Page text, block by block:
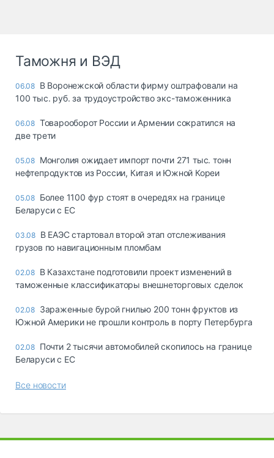
Таможня и ВЭД
06.08 В Воронежской области фирму оштрафовали на
100 тыс. руб. за трудоустройство экс-таможенника
06.08 Товарооборот России и Армении сократился на
две трети
05.08 Монголия ожидает импорт почти 271 тыс. тонн
нефтепродуктов из России, Китая и Южной Кореи
05.08 Более 1100 фур стоят в очередях на границе
Беларуси с ЕС
03.08 В ЕАЭС стартовал второй этап отслеживания
грузов по навигационным пломбам
02.08 В Казахстане подготовили проект изменений в
таможенные классификаторы внешнеторговых сделок
02.08 Зараженные бурой гнилью 200 тонн фруктов из
Южной Америки не прошли контроль в порту Петербурга
02.08 Почти 2 тысячи автомобилей скопилось на границе
Беларуси с ЕС
Все новости